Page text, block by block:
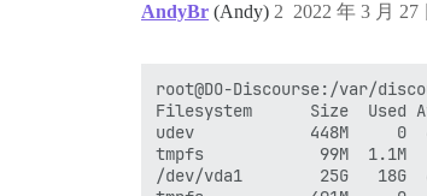
AndyBr (Andy) 2022 年 3 月 27
2
root@DO-Discourse:/var/
Filesystem      Size  Used
udev            448M     0
tmpfs            99M  1.1M
/dev/vda1        25G   18G